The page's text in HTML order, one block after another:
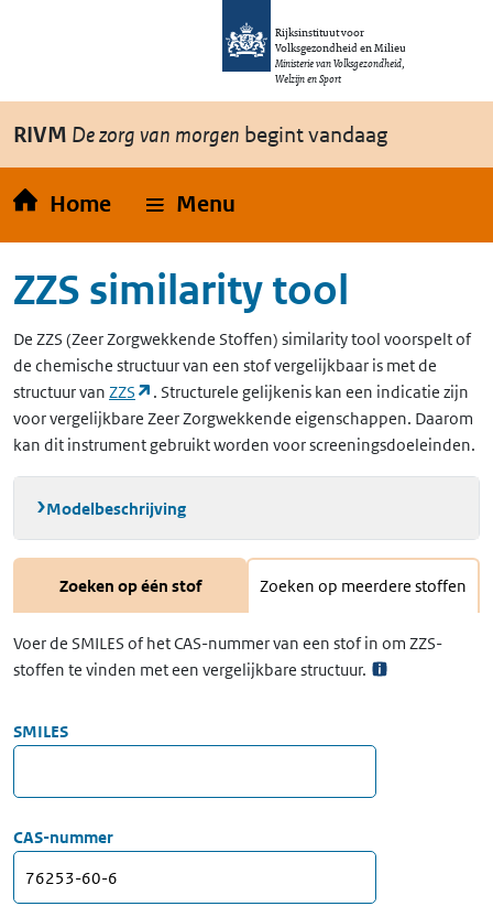
Overslaan en naar de inhoud gaan
Rijksinstituut voor
Volksgezondheid en Milieu
Ministerie van Volksgezondheid,
Welzijn en Sport
RIVM De zorg van morgen begint vandaag
Home Menu
ZZS similarity tool
De ZZS (Zeer Zorgwekkende Stoffen) similarity tool voorspelt of
de chemische structuur van een stof vergelijkbaar is met de
structuur van ZZS (opent in een nieuw tabblad)
. Structurele gelijkenis kan een indicatie zijn
voor vergelijkbare Zeer Zorgwekkende eigenschappen. Daarom
kan dit instrument gebruikt worden voor screeningsdoeleinden.
Modelbeschrijving
Zoeken op één stof Zoeken op meerdere stoffen
Voer de SMILES of het CAS-nummer van een stof in om ZZS-
stoffen te vinden met een vergelijkbare structuur.
SMILES
CAS-nummer